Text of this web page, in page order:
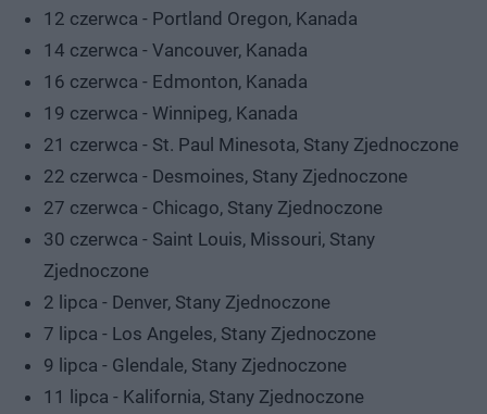
12 czerwca - Portland Oregon, Kanada
14 czerwca - Vancouver, Kanada
16 czerwca - Edmonton, Kanada
19 czerwca - Winnipeg, Kanada
21 czerwca - St. Paul Minesota, Stany Zjednoczone
22 czerwca - Desmoines, Stany Zjednoczone
27 czerwca - Chicago, Stany Zjednoczone
30 czerwca - Saint Louis, Missouri, Stany
Zjednoczone
2 lipca - Denver, Stany Zjednoczone
7 lipca - Los Angeles, Stany Zjednoczone
9 lipca - Glendale, Stany Zjednoczone
11 lipca - Kalifornia, Stany Zjednoczone